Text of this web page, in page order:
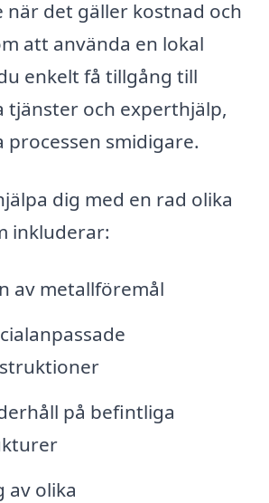
när det gäller kostnad och
att använda en lokal
enkelt få tillgång till
tjänster och experthjälp,
processen smidigare.
dig med en rad olika
inkluderar:
av metallföremål
på befintliga
av olika